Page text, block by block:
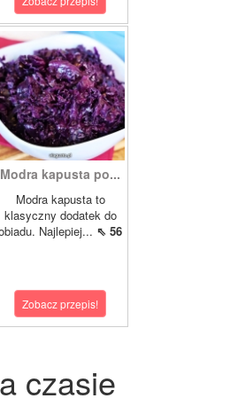
Modra kapusta po...
Modra kapusta to
klasyczny dodatek do
Najlepiej... ⇖ 56
Zobacz przepis!
czasie